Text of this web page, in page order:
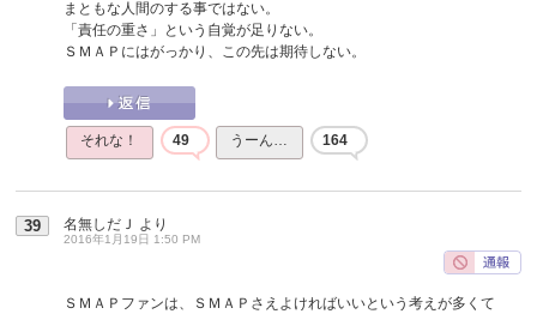
まともな人間のする事ではない。
「責任の重さ」という自覚が足りない。
ＳＭＡＰにはがっかり、この先は期待しない。
それな！ 49 うーん… 164
39 名無しだＪ より
2016年1月19日 1:50 PM
ＳＭＡＰファンは、ＳＭＡＰさえよければいいという考えが多くて